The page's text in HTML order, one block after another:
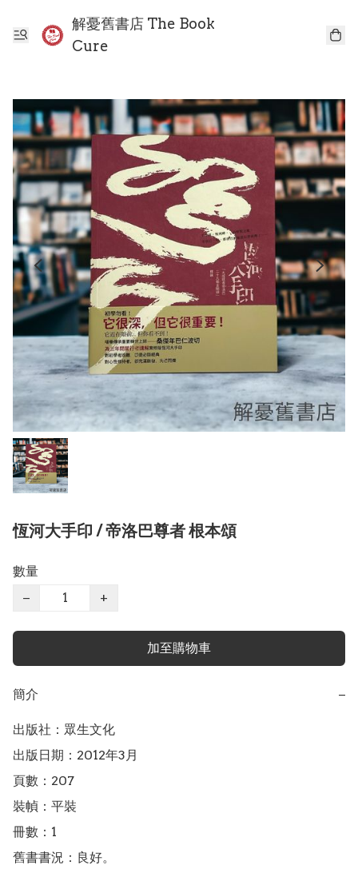
解憂舊書店 The Book
Cure
恆河大手印 / 帝洛巴尊者 根本頌
數量
−
+
加至購物車
簡介 −
出版社：眾生文化
出版日期：2012年3月
頁數：207
裝幀：平裝
冊數：1
舊書書況：良好。